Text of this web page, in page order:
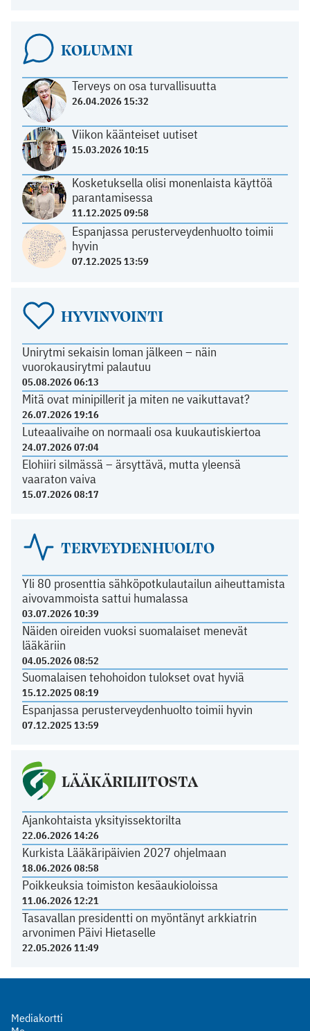
KOLUMNI
Terveys on osa turvallisuutta
26.04.2026 15:32
Viikon käänteiset uutiset
15.03.2026 10:15
Kosketuksella olisi monenlaista käyttöä
parantamisessa
11.12.2025 09:58
Espanjassa perusterveydenhuolto toimii
hyvin
07.12.2025 13:59
HYVINVOINTI
Unirytmi sekaisin loman jälkeen – näin
vuorokausirytmi palautuu
05.08.2026 06:13
Mitä ovat minipillerit ja miten ne vaikuttavat?
26.07.2026 19:16
Luteaalivaihe on normaali osa kuukautiskiertoa
24.07.2026 07:04
Elohiiri silmässä – ärsyttävä, mutta yleensä
vaaraton vaiva
15.07.2026 08:17
TERVEYDENHUOLTO
Yli 80 prosenttia sähköpotkulautailun aiheuttamista
aivovammoista sattui humalassa
03.07.2026 10:39
Näiden oireiden vuoksi suomalaiset menevät
lääkäriin
04.05.2026 08:52
Suomalaisen tehohoidon tulokset ovat hyviä
15.12.2025 08:19
Espanjassa perusterveydenhuolto toimii hyvin
07.12.2025 13:59
LÄÄKÄRILIITOSTA
Ajankohtaista yksityissektorilta
22.06.2026 14:26
Kurkista Lääkäripäivien 2027 ohjelmaan
18.06.2026 08:58
Poikkeuksia toimiston kesäaukioloissa
11.06.2026 12:21
Tasavallan presidentti on myöntänyt arkkiatrin
arvonimen Päivi Hietaselle
22.05.2026 11:49
Mediakortti